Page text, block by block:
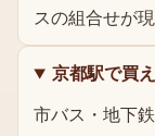
スの組合せが
京都駅で買
市バス・地下